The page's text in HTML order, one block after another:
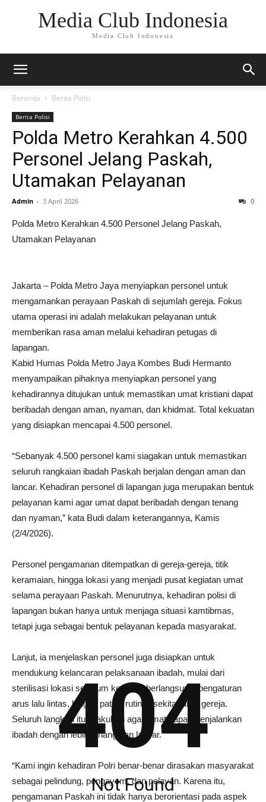
Media Club Indonesia
Media Club Indonesia
Beranda Berita Polisi
Berita Polisi
Polda Metro Kerahkan 4.500
Personel Jelang Paskah,
Utamakan Pelayanan
Admin - 3 April 2026 0
Polda Metro Kerahkan 4.500 Personel Jelang Paskah,
Utamakan Pelayanan
Jakarta – Polda Metro Jaya menyiapkan personel untuk
mengamankan perayaan Paskah di sejumlah gereja. Fokus
utama operasi ini adalah melakukan pelayanan untuk
memberikan rasa aman melalui kehadiran petugas di
lapangan.
Kabid Humas Polda Metro Jaya Kombes Budi Hermanto
menyampaikan pihaknya menyiapkan personel yang
kehadirannya ditujukan untuk memastikan umat kristiani dapat
beribadah dengan aman, nyaman, dan khidmat. Total kekuatan
yang disiapkan mencapai 4.500 personel.
“Sebanyak 4.500 personel kami siagakan untuk memastikan
seluruh rangkaian ibadah Paskah berjalan dengan aman dan
lancar. Kehadiran personel di lapangan juga merupakan bentuk
pelayanan kami agar umat dapat beribadah dengan tenang
dan nyaman,” kata Budi dalam keterangannya, Kamis
(2/4/2026).
Personel pengamanan ditempatkan di gereja-gereja, titik
keramaian, hingga lokasi yang menjadi pusat kegiatan umat
selama perayaan Paskah. Menurutnya, kehadiran polisi di
lapangan bukan hanya untuk menjaga situasi kamtibmas,
tetapi juga sebagai bentuk pelayanan kepada masyarakat.
Lanjut, ia menjelaskan personel juga disiapkan untuk
mendukung kelancaran pelaksanaan ibadah, mulai dari
sterilisasi lokasi sebelum kegiatan berlangsung, pengaturan
arus lalu lintas, hingga patroli rutin di sekitar area gereja.
Seluruh langkah itu dilakukan agar umat dapat menjalankan
ibadah dengan lebih tenang dan lancar.
“Kami ingin kehadiran Polri benar-benar dirasakan masyarakat
sebagai pelindung, pengayom, dan pelayan. Karena itu,
pengamanan Paskah ini tidak hanya berorientasi pada aspek
404
Not Found